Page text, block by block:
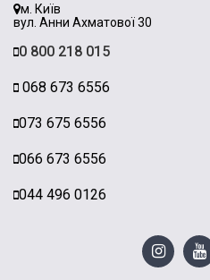
м. Київ
вул. Анни Ахматової 30
0 800 218 015
068 673 6556
073 675 6556
066 673 6556
044 496 0126